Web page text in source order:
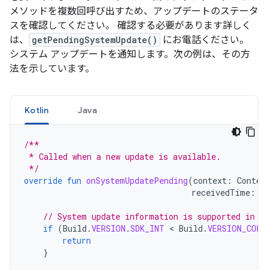
メソッドを複数回呼び出すため、アップデートのステータ
スを確認してください。 確認する必要があります詳しく
は、
getPendingSystemUpdate()
にお電話ください。
システム アップデートを通知します。次の例は、その方
法を示しています。
Kotlin Java
/**
* Called when a new update is available.
*/
override fun onSystemUpdatePending(context :
receivedTime :
// System update information is supported in
if (Build .VERSION .SDK_INT < Build .
return
}